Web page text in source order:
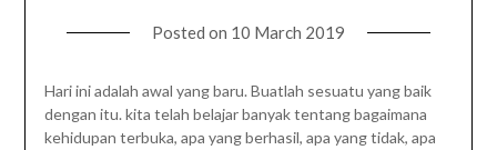
Posted on 10 March 2019
Hari ini adalah awal yang baru. Buatlah sesuatu yang baik
dengan itu. kita telah belajar banyak tentang bagaimana
kehidupan terbuka, apa yang berhasil, apa yang tidak, apa